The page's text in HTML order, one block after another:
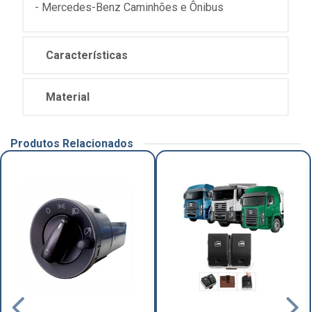
- Mercedes-Benz Caminhões e Ônibus
Características
Material
Produtos Relacionados